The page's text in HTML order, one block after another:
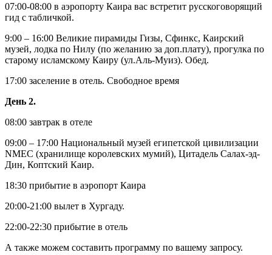
07:00-08:00 в аэропорту Каира вас встретит русскоговорящий
гид с табличкой.
9:00 – 16:00 Великие пирамиды Гизы, Сфинкс, Каирский
музей, лодка по Нилу (по желанию за доп.плату), прогулка по
старому исламскому Каиру (ул.Аль-Муиз). Обед.
17:00 заселение в отель. Свободное время
День 2.
08:00 завтрак в отеле
09:00 – 17:00 Национальный музей египетской цивилизации
NMEC (хранилище королевских мумий), Цитадель Салах-эд-
Дин, Коптский Каир.
18:30 прибытие в аэропорт Каира
20:00-21:00 вылет в Хургаду.
22:00-22:30 прибытие в отель
А также можем составить программу по вашему запросу.